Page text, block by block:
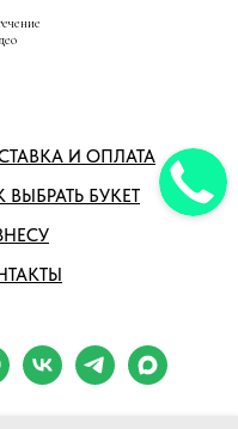
И ОПЛАТА
ВЫБРАТЬ БУКЕТ